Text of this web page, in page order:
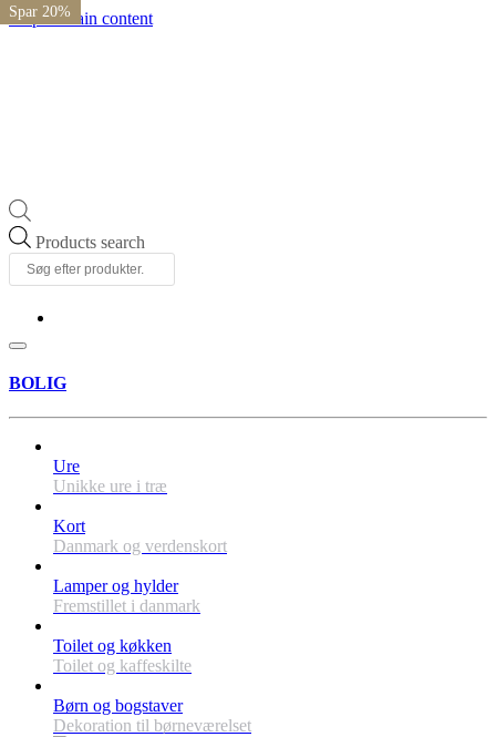
Skip to main content
Products search
BOLIG
Ure
Unikke ure i træ
Kort
Danmark og verdenskort
Lamper og hylder
Fremstillet i danmark
Toilet og køkken
Toilet og kaffeskilte
Børn og bogstaver
Dekoration til børneværelset
Spar 20%
Spar 20%
Spar 20%
Spar 20%